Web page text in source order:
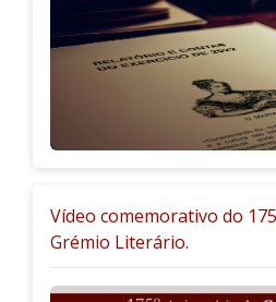
Vídeo comemorativo do
Grémio Literário.